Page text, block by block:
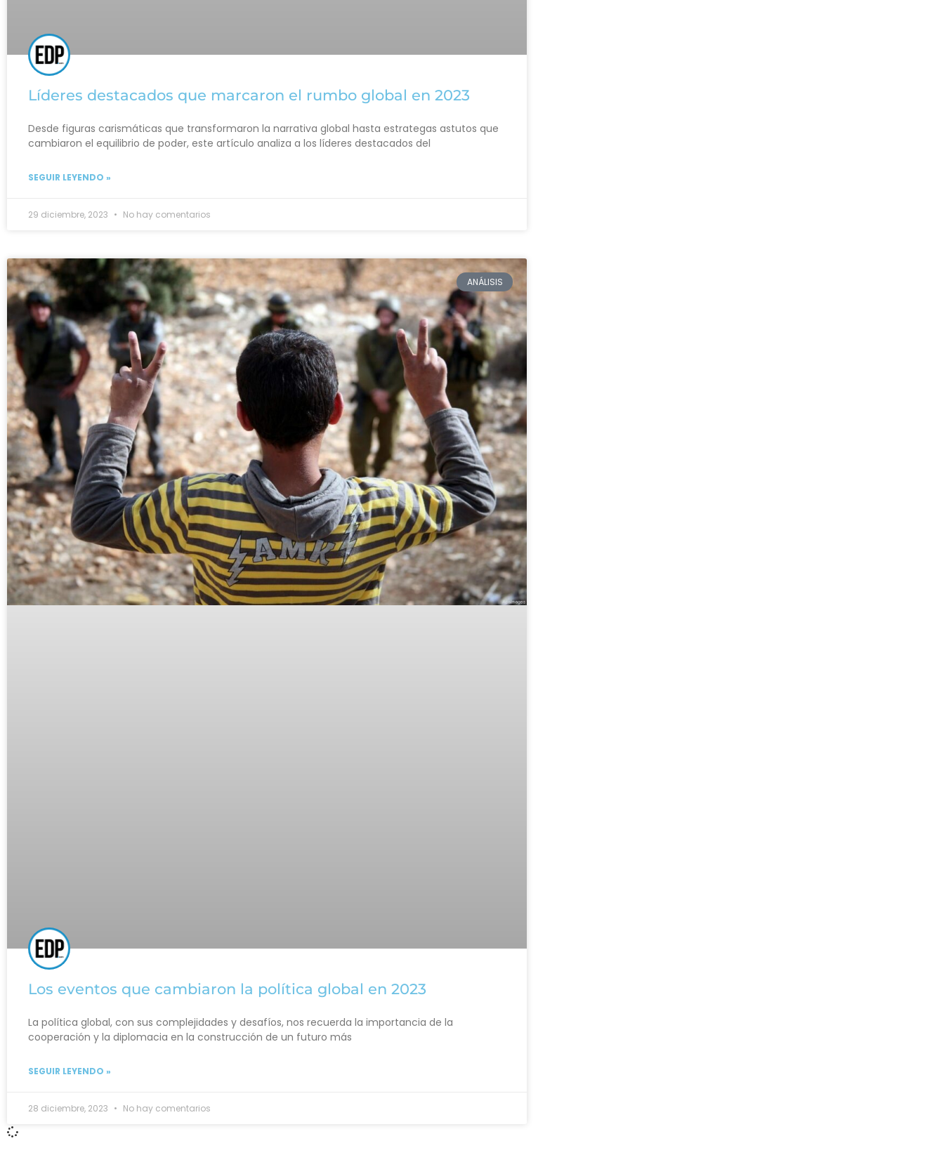
Líderes destacados que marcaron el rumbo global en 2023
Desde figuras carismáticas que transformaron la narrativa global hasta estrategas astutos que
cambiaron el equilibrio de poder, este artículo analiza a los líderes destacados del
SEGUIR LEYENDO »
29 diciembre, 2023 No hay comentarios
ANÁLISIS
Los eventos que cambiaron la política global en 2023
La política global, con sus complejidades y desafíos, nos recuerda la importancia de la
cooperación y la diplomacia en la construcción de un futuro más
SEGUIR LEYENDO »
28 diciembre, 2023 No hay comentarios